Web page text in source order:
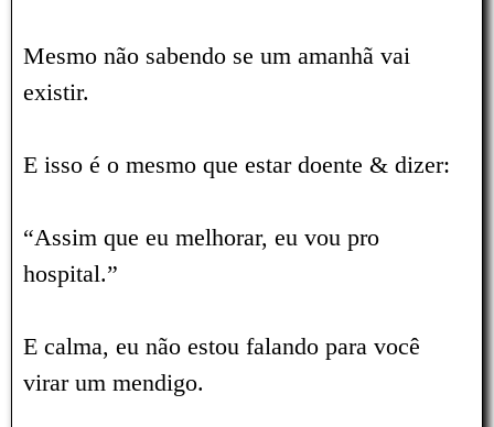
Mesmo não sabendo se um amanhã vai
existir.
E isso é o mesmo que estar doente & dizer:
“Assim que eu melhorar, eu vou pro
hospital.”
E calma, eu não estou falando para você
virar um mendigo.